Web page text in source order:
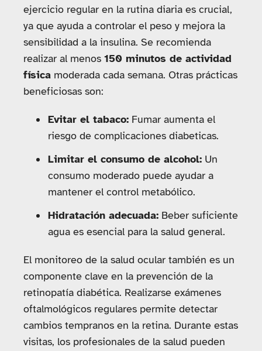
ejercicio regular en la rutina diaria es crucial,
ya que ayuda a controlar el peso y mejora la
sensibilidad a la insulina. Se recomienda
realizar al menos 150 minutos de actividad
física moderada cada semana. Otras prácticas
beneficiosas son:
Evitar el tabaco: Fumar aumenta el
riesgo de complicaciones diabeticas.
Limitar el consumo de alcohol: Un
consumo moderado puede ayudar a
mantener el control metabólico.
Hidratación adecuada: Beber suficiente
agua es esencial para la salud general.
El monitoreo de la salud ocular también es un
componente clave en la prevención de la
retinopatía diabética. Realizarse exámenes
oftalmológicos regulares permite detectar
cambios tempranos en la retina. Durante estas
visitas, los profesionales de la salud pueden